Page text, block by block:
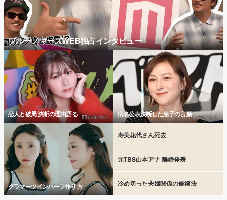
ブルーノマーズWEB独占インタビュー
恋人と破局 決断の理由語る 病名公表決断した息子の言葉
グラマーツインハーフ作り方
寿美花代さん死去
元TBS山本アナ 離婚発表
冷め切った夫婦関係の修復法